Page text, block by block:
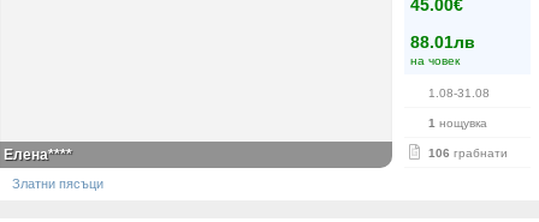
45.00€
88.01лв
на човек
1.08-31.08
1 нощувка
106 грабнати
Елена****
Златни пясъци